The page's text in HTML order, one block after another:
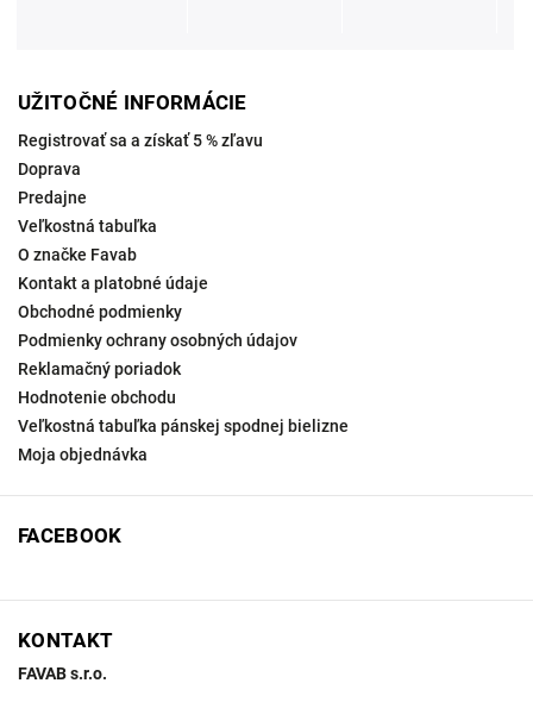
UŽITOČNÉ INFORMÁCIE
Registrovať sa a získať 5 % zľavu
Doprava
Predajne
Veľkostná tabuľka
O značke Favab
Kontakt a platobné údaje
Obchodné podmienky
Podmienky ochrany osobných údajov
Reklamačný poriadok
Hodnotenie obchodu
Veľkostná tabuľka pánskej spodnej bielizne
Moja objednávka
FACEBOOK
KONTAKT
FAVAB s.r.o.